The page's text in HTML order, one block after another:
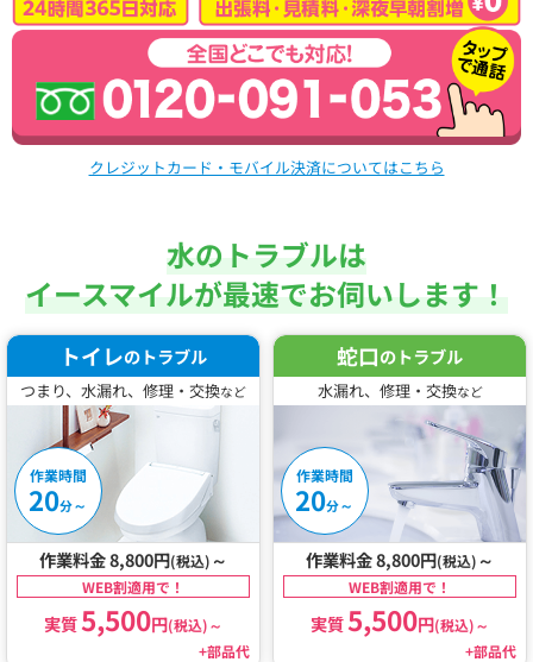
クレジットカード・モバイル決済についてはこちら
水のトラブルは
イースマイルが最速でお伺いします！
トイレのトラブル
つまり、水漏れ、修理・交換など
作業時間
20分～
作業料金 8,800円(税込) ～
WEB割適用で！
実質5,500円(税込)～
+部品代
蛇口のトラブル
水漏れ、修理・交換など
作業時間
20分～
作業料金 8,800円(税込) ～
WEB割適用で！
実質5,500円(税込)～
+部品代